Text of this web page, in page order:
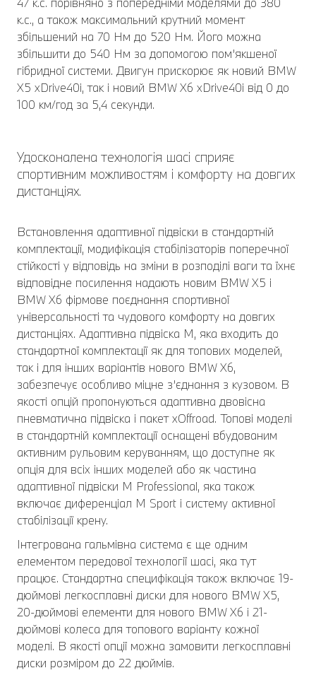
к.с., а також максимальний крутний момент
збільшений на 70 Нм до 520 Нм. Його можна
збільшити до 540 Нм за допомогою пом’якшеної
гібридної системи. Двигун прискорює як новий BMW
X5 xDrive40i, так і новий BMW X6 xDrive40i від 0 до
100 км/год за 5,4 секунди.
Удосконалена технологія шасі сприяє
спортивним можливостям і комфорту на довгих
дистанціях.
Встановлення адаптивної підвіски в стандартній
комплектації, модифікація стабілізаторів поперечної
стійкості у відповідь на зміни в розподілі ваги та їхнє
відповідне посилення надають новим BMW X5 і
BMW X6 фірмове поєднання спортивної
універсальності та чудового комфорту на довгих
дистанціях. Адаптивна підвіска M, яка входить до
стандартної комплектації як для топових моделей,
так і для інших варіантів нового BMW X6,
забезпечує особливо міцне з’єднання з кузовом. В
якості опцій пропонуються адаптивна двовісна
пневматична підвіска і пакет xOffroad. Топові моделі
в стандартній комплектації оснащені вбудованим
активним рульовим керуванням, що доступне як
опція для всіх інших моделей або як частина
адаптивної підвіски M Professional, яка також
включає диференціал M Sport і систему активної
стабілізації крену.
Інтегрована гальмівна система є ще одним
елементом передової технології шасі, яка тут
працює. Стандартна специфікація також включає 19-
дюймові легкосплавні диски для нового BMW X5,
20-дюймові елементи для нового BMW X6 і 21-
дюймові колеса для топового варіанту кожної
моделі. В якості опції можна замовити легкосплавні
диски розміром до 22 дюймів.